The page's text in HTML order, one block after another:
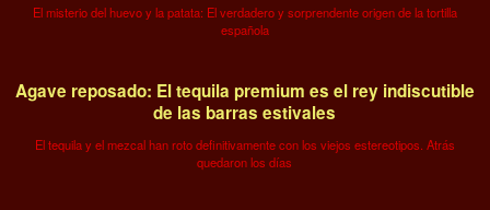
El misterio del huevo y la patata: El verdadero y sorprendente origen de la tortilla
española
Agave reposado: El tequila premium es el rey indiscutible
de las barras estivales
El tequila y el mezcal han roto definitivamente con los viejos estereotipos. Atrás
quedaron los días